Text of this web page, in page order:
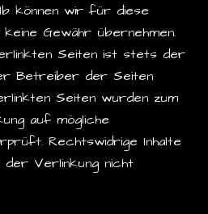
können wir für diese
Gewähr übernehmen.
Seiten ist stets der
Betreiber der Seiten
Seiten wurden zum
auf mögliche
Rechtswidrige Inhalte
Verlinkung nicht